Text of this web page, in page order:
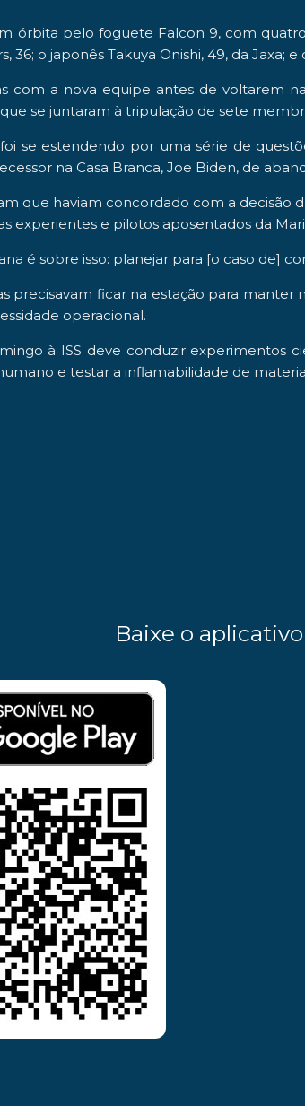
órbita pelo foguete Falcon 9, com
36; o japonês Takuya Onishi, 49, da Jaxa;
com a nova equipe antes de voltarem
se juntaram à tripulação de sete
se estendendo por uma série de
na Casa Branca, Joe Biden, de
que haviam concordado com a
experientes e pilotos aposentados da
é sobre isso: planejar para [o caso de]
precisavam ficar na estação para
operacional.
à ISS deve conduzir experimentos
e testar a inflamabilidade de
Baixe o